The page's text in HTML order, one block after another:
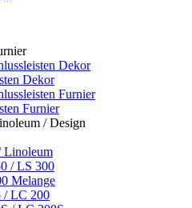
Dekor
Dekor
Furnier
Furnier
/ Design
Linoleum
/ LS 300
Melange
/ LC 200